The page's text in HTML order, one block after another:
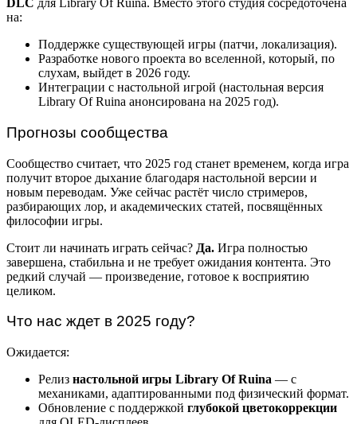
DLC для Library Of Ruina. Вместо этого студия сосредоточена
на:
Поддержке существующей игры (патчи, локализация).
Разработке нового проекта во вселенной, который, по
слухам, выйдет в 2026 году.
Интеграции с настольной игрой (настольная версия
Library Of Ruina анонсирована на 2025 год).
Прогнозы сообщества
Сообщество считает, что 2025 год станет временем, когда игра
получит второе дыхание благодаря настольной версии и
новым переводам. Уже сейчас растёт число стримеров,
разбирающих лор, и академических статей, посвящённых
философии игры.
Стоит ли начинать играть сейчас? Да. Игра полностью
завершена, стабильна и не требует ожидания контента. Это
редкий случай — произведение, готовое к восприятию
целиком.
Что нас ждет в 2025 году?
Ожидается:
Релиз настольной игры Library Of Ruina — с
механиками, адаптированными под физический формат.
Обновление с поддержкой глубокой цветокоррекции